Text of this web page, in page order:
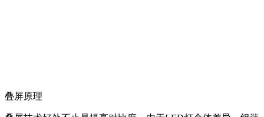
叠屏原理